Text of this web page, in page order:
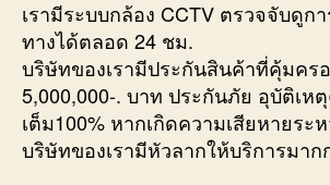
เรามีระบบกล้อง CCTV ตรวจจับดูก
ทางได้ตลอด 24 ชม.
บริษัทของเรามีประกันสินค้าที่คุ้มครอ
5,000,000-. บาท ประกันภัย อุบัติเห
เต็ม100% หากเกิดความเสียหายระ
บริษัทของเรามีหัวลากให้บริการมา